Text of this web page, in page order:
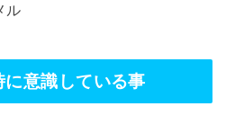
ル
意識している事